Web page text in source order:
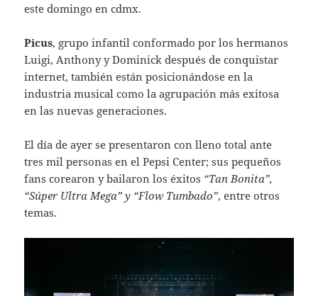
este domingo en cdmx.
Picus, grupo infantil conformado por los hermanos
Luigi, Anthony y Dominick después de conquistar
internet, también están posicionándose en la
industria musical como la agrupación más exitosa
en las nuevas generaciones.
El día de ayer se presentaron con lleno total ante
tres mil personas en el Pepsi Center; sus pequeños
fans corearon y bailaron los éxitos “Tan Bonita”,
“Súper Ultra Mega” y “Flow Tumbado”, entre otros
temas.